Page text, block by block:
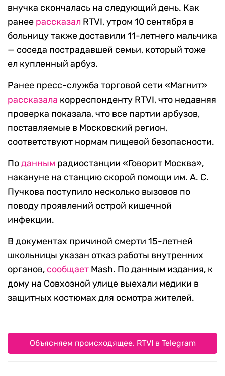
внучка скончалась на следующий день. Как
ранее рассказал RTVI, утром 10 сентября в
больницу также доставили 11-летнего мальчика
— соседа пострадавшей семьи, который тоже
ел купленный арбуз.
Ранее пресс-служба торговой сети «Магнит»
рассказала корреспонденту RTVI, что недавняя
проверка показала, что все партии арбузов,
поставляемые в Московский регион,
соответствуют нормам пищевой безопасности.
Поданным радиостанции «Говорит Москва»,
накануне на станцию скорой помощи им. А. С.
Пучкова поступило несколько вызовов по
поводу проявлений острой кишечной
инфекции.
В документах причиной смерти 15-летней
школьницы указан отказ работы внутренних
органов, сообщает Mash. По данным издания, к
дому на Совхозной улице выехали медики в
защитных костюмах для осмотра жителей.
Объясняем происходящее. RTVI в Telegram